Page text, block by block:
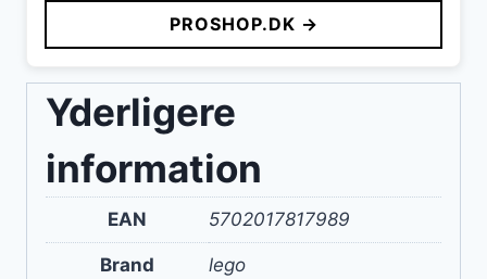
PROSHOP.DK →
Yderligere
information
EAN 5702017817989
Brand lego